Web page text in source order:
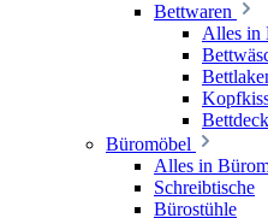
Bettwaren
Alles in
Büromöbel
Alles in
Schreibtische
Bürostühle